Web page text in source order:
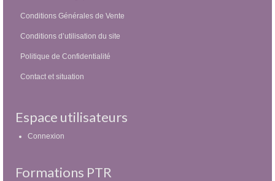
Conditions Générales de Vente
Conditions d’utilisation du site
Politique de Confidentialité
Contact et situation
Espace utilisateurs
Connexion
Formations PTR